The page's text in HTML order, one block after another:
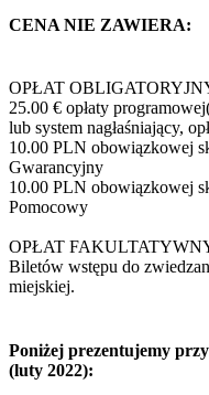
CENA NIE ZAWIERA:
OPŁAT
25.00 € opłaty
lub system nagłaśniający,
10.00 PLN obowiązkowej
Gwarancyjny
10.00 PLN obowiązkowej
Pomocowy
OPŁAT
Biletów wstępu do
miejskiej.
Poniżej prezentujemy
(luty 2022):